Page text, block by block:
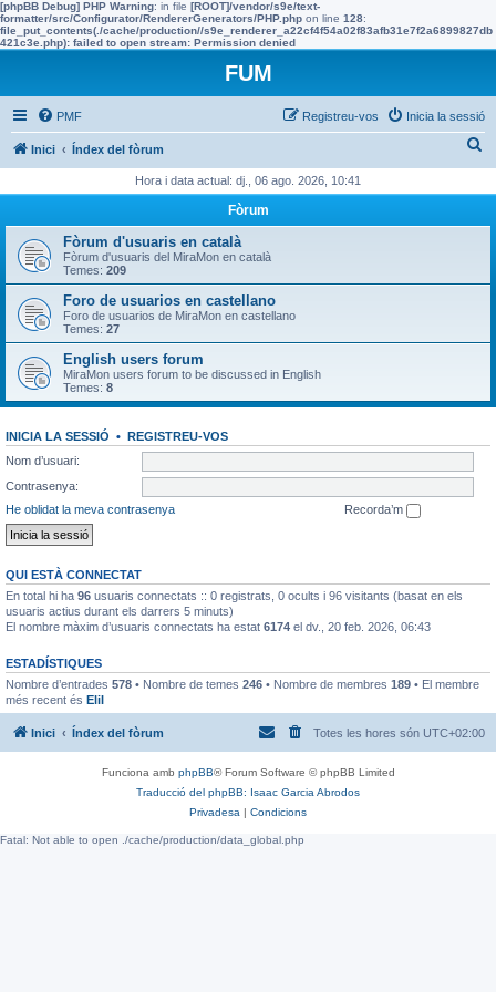
[phpBB Debug] PHP Warning: in file [ROOT]/vendor/s9e/text-
formatter/src/Configurator/RendererGenerators/PHP.php on line 128:
file_put_contents(./cache/production//s9e_renderer_a22cf4f54a02f83afb31e7f2a6899827db
421c3e.php): failed to open stream: Permission denied
FUM
PMF Inicia la sessió
Registreu-vos
Inici Índex del fòrum
c
Hora i data actual: dj., 06 ago. 2026, 10:41
Fòrum
Fòrum d'usuaris en català
Fòrum d'usuaris del MiraMon en català
Temes: 209
Foro de usuarios en castellano
Foro de usuarios de MiraMon en castellano
Temes: 27
English users forum
MiraMon users forum to be discussed in English
Temes: 8
INICIA LA SESSIÓ • REGISTREU-VOS
Nom d’usuari:
Contrasenya:
He oblidat la meva contrasenya
Recorda’m
QUI ESTÀ CONNECTAT
En total hi ha 96 usuaris connectats :: 0 registrats, 0 ocults i 96 visitants (basat en els
usuaris actius durant els darrers 5 minuts)
El nombre màxim d’usuaris connectats ha estat 6174 el dv., 20 feb. 2026, 06:43
ESTADÍSTIQUES
Nombre d’entrades 578 • Nombre de temes 246 • Nombre de membres 189 • El membre
més recent és EliI
Inici Índex del fòrum Totes les hores són UTC+02:00
Funciona amb phpBB® Forum Software © phpBB Limited
Traducció del phpBB: Isaac Garcia Abrodos
Privadesa | Condicions
Fatal: Not able to open ./cache/production/data_global.php